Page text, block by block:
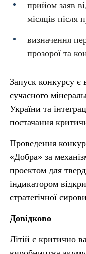
прийом заяв
місяців після
визначення
прозорої та
Запуск конкурсу
сучасного
України та
постачання
Проведення
«Добра» за
проектом для
індикатором
стратегічної
Довідково
Літій є критично